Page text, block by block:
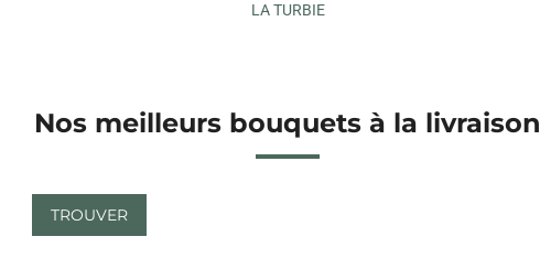
LA TURBIE
Nos meilleurs bouquets à la livraison
TROUVER